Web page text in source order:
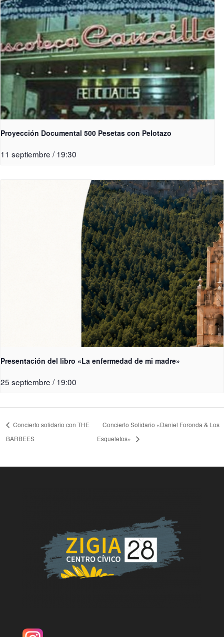
Proyección Documental 500 Pesetas con Pelotazo
11 septiembre / 19:30
Presentación del libro «La enfermedad de mi madre»
25 septiembre / 19:00
Concierto solidario con THE
BARBEES
Concierto Solidario «Daniel Foronda & Los
Esqueletos»